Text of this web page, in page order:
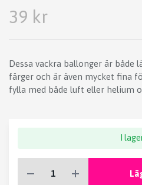
39 kr
Dessa vackra ballonger är både
färger och är även mycket fina
fylla med både luft eller helium
I